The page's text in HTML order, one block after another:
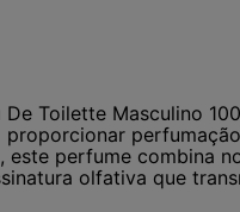
Toilette Masculino
perfume combina
olfativa que